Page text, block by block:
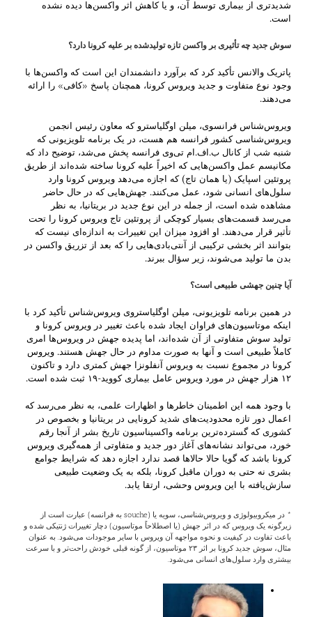
شدیدتری از بیماری توسط آن، و یا کاهش اثر واکسن‌ها دیده نشده
است.
سوش جدید چه تأثیری بر واکسن تازه تولیدشده بر علیه کرونا دارد؟
پاتریک والانس تأکید کرد که برآورد دانشمندان این است که واکسن‌ها با
وجود نوع متفاوت و جدید ویروس کرونا، همچنان پاسخ «کافی» را ارائه
می‌دهند.
ویروس‌شناس فرانسوی، میلن اوگلیاسترو که معاون رئیس انجمن
ویروس‌شناسی کشور فرانسه هم هست، در یک برنامه تلویزیونی که
شنبه شب از کانال ب.اف.ام تی‌وی فرانسه پخش می‌شد، توضیح داد که
مکانیسم عمل واکسن‌هایی که اخیراً علیه کرونا ساخته شده‌اند از طریق
پروتئین اسپایک (یا همان تاج) که اجازه می‌دهد ویروس کرونا وارد
سلول‌های انسانی شود، عمل می‌کنند. جهش‌هایی که در حال حاضر
مشاهده شده است، از جمله در این نوع جدید در بریتانیا، به نظر
می‌رسد قسمت‌های بسیار کوچکی از پروتئین تاج ویروس کرونا را تحت
تأثیر قرار می‌دهند. او افزود میزان این تغییرات به اندازه‌ای نیست که
بتوانند اثر بخشی ترکیبی از آنتی‌بادی‌هایی را که بعد از تزریق واکسن در
بدن ما تولید می‌شوند، زیر سؤال ببرند.
آیا چنین جهشی طبیعی است؟
در همین برنامه تلویزیونی، میلن اوگلیاستروی ویروس‌شناس تأکید کرد با
اینکه موتاسیون‌های فراوان ایجاد شده باعث تغییر در ویروس کرونا و
تولید سوش متفاوتی از آن شده‌اند، اما پدیده جهش در ویروس‌ها امری
کاملاً طبیعی است و آنها به صورت مداوم در حال جهش هستند. ویروس
کرونا در مجموع نسبت به ویروس آنفلونزا جهش کمتری دارد و تاکنون
۱۲ هزار جهش در مورد ویروس عامل بیماری کووید-۱۹ ثبت شده است.
با وجود همه این اطمینان خاطرها و اظهارات علمی، به نظر می‌رسد که
اعمال دور تازه محدودیت‌های شدید کرونایی در بریتانیا و بخصوص در
کشوری که گسترده‌ترین برنامه واکسیناسیون تاریخ بشر از آنجا رقم
خورد، می‌تواند نشانه‌های آغاز دور جدید و متفاوتی از همه‌گیری ویروس
کرونا باشد که گویا حالا حالاها قصد ندارد اجازه دهد که شرایط جوامع
بشری نه حتی به دوران ماقبل کرونا، بلکه به یک وضعیت طبیعی
سازش‌یافته با این ویروس وحشی، ارتقا یابد.
* در میکروبیولوژی و ویروس‌شناسی، سویه یا (souche به فرانسه) عبارت است از
زیرگونه یک ویروس که در اثر جهش (یا اصطلاحاً موتاسیون) دچار تغییرات ژنتیکی شده و
باعث تفاوت در كيفيت و نحوه مواجهه آن ویروس با سایر موجودات می‌شود. به عنوان
مثال، سوش جدید کرونا بر اثر ٢٣ موتاسيون، از گونه قبلی خودش راحت‌تر و با سرعت
بیشتری وارد سلول‌‌های انسانی می‌شود.